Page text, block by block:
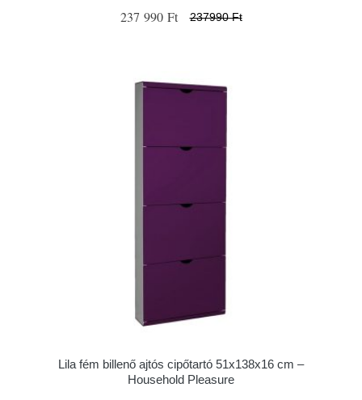
237 990 Ft 237990 Ft
Lila fém billenő ajtós cipőtartó 51x138x16 cm –
Household Pleasure